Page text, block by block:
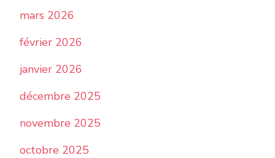
mars 2026
février 2026
janvier 2026
décembre 2025
novembre 2025
octobre 2025